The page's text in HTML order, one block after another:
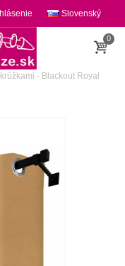
Slovenský
0
- Blackout Royal